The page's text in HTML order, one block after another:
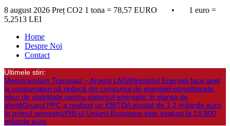
8 august 2026 Preț CO2 1 tona = 78,57 EURO • 1 euro =
5,2513 LEI
Home
Despre Noi
Contact
Ultimele stiri:
Memorandum Transgaz – Argent LNGMinisterul Energiei face apel
la consumatori să reducă din consumul de energieFotovoltaicele,
pilon de stabilitate pentru sistemul energetic în starea de
alertăGrupul PPC a realizat un EBITDA ajustat de 1,2 miliarde euro
în primul semestruPIB-ul Uniunii Europene este evaluat la 18.800
miliarde euro